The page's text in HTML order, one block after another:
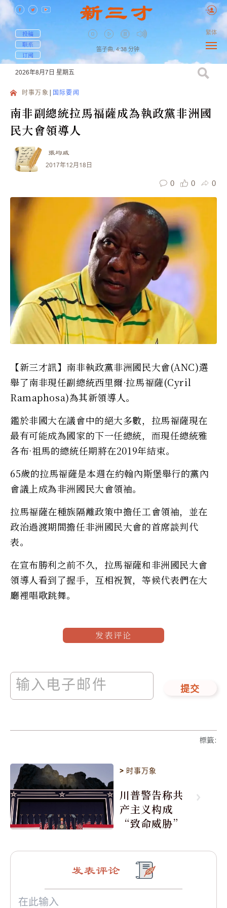
投稿
联系
订阅
笛子曲, 4:38 分钟
繁体
2026年8月7日 星期五
时事万象 国际要闻
南非副總統拉馬福薩成為執政黨非洲國
民大會領導人
張均威
2017年12月18日
0 0 0
【新三才訊】南非執政黨非洲國民大會(ANC)選
舉了南非現任副總統西里爾·拉馬福薩(Cyril
Ramaphosa)為其新領導人。
鑑於非國大在議會中的絕大多數，拉馬福薩現在
最有可能成為國家的下一任總統，而現任總統雅
各布·祖馬的總統任期將在2019年結束。
65歲的拉馬福薩是本週在約翰內斯堡舉行的黨內
會議上成為非洲國民大會領袖。
拉馬福薩在種族隔離政策中擔任工會領袖，並在
政治過渡期間擔任非洲國民大會的首席談判代
表。
在宣布勝利之前不久，拉馬福薩和非洲國民大會
領導人看到了握手，互相祝賀，等候代表們在大
廳裡唱歌跳舞。
发表评论
提交
標籤:
> 时事万象
川普警告称共
产主义构成
“致命威胁”
发表评论